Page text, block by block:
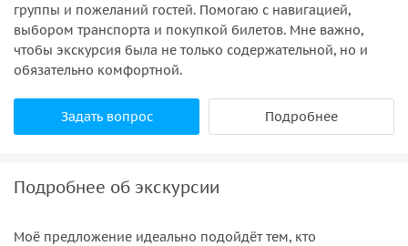
группы и пожеланий гостей. Помогаю с навигацией,
выбором транспорта и покупкой билетов. Мне важно,
чтобы экскурсия была не только содержательной, но и
обязательно комфортной.
Задать вопрос Подробнее
Подробнее об экскурсии
Моё предложение идеально подойдёт тем, кто